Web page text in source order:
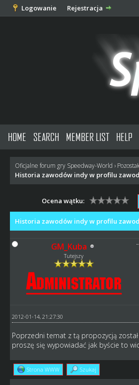
Logowanie Rejestracja
HOME SEARCH MEMBER LIST HELP
Oficjalne forum gry Speedway-World ›
Historia zawodów indy w profilu
Ocena wątku:
Historia zawodów indy w profilu
GM_Kuba
Tutejszy
2012-01-14, 21:27:30
Poprzedni temat z tą propozycją
proszę się wypowiadać jak byście to
Strona WWW Szukaj